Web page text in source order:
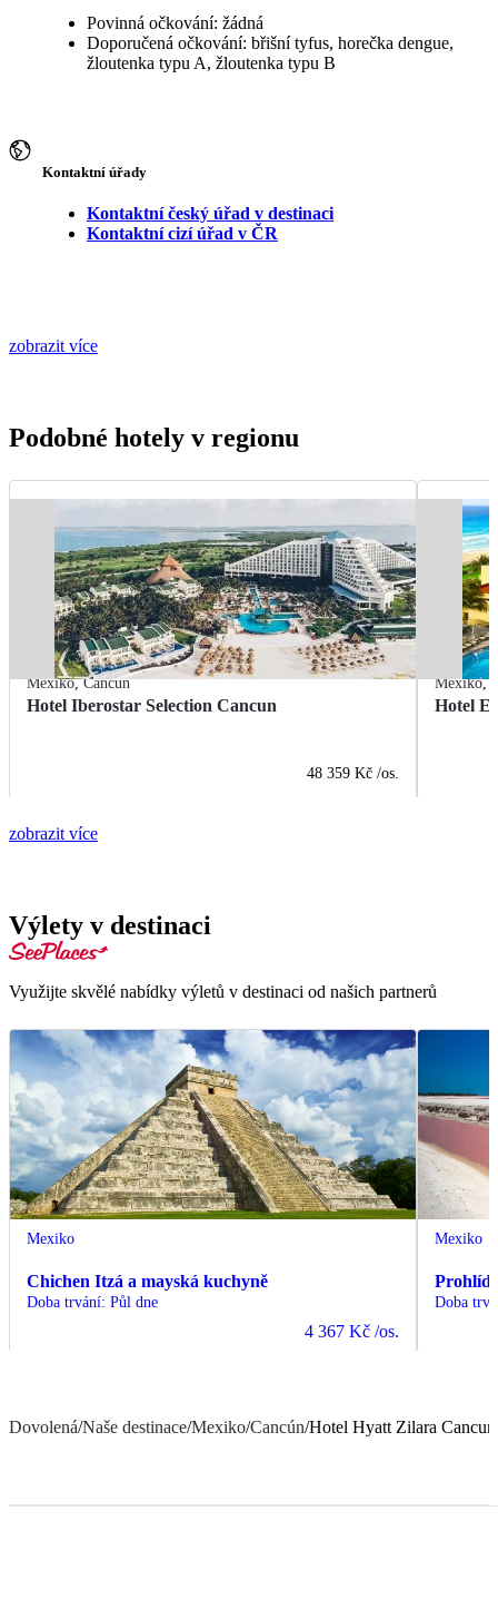
Povinná očkování: žádná
Doporučená očkování: břišní tyfus, horečka dengue,
žloutenka typu A, žloutenka typu B
Kontaktní úřady
Kontaktní český úřad v destinaci
Kontaktní cizí úřad v ČR
zobrazit více
Podobné hotely v regionu
Mexiko,Cancún
Hotel Iberostar Selection Cancun
48 359 Kč /os.
Mexiko,
Hotel
zobrazit více
Výlety v destinaci
Využijte skvělé nabídky výletů v destinaci od našich partnerů
Mexiko
Chichen Itzá a mayská kuchyně
Doba trvání: Půl dne
4 367 Kč /os.
Mexiko
Doba
Dovolená/Naše destinace/Mexiko/Cancún/Hotel Hyatt Zilara Cancun